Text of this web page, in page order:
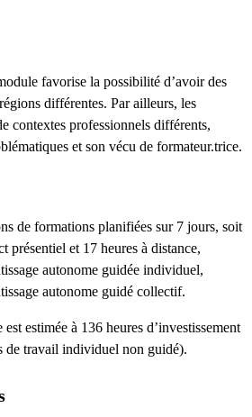
favorise la possibilité d’avoir des
différentes. Par ailleurs, les
contextes professionnels différents,
et son vécu de formateur.trice.
de formations planifiées sur 7 jours, soit
présentiel et 17 heures à distance,
autonome guidée individuel,
autonome guidé collectif.
estimée à 136 heures d’investissement
de travail individuel non guidé).